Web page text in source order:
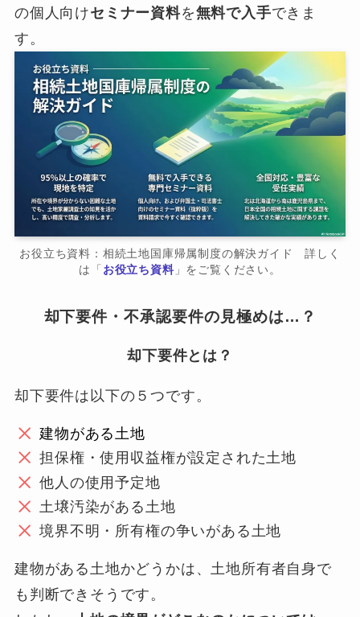
の個人向けセミナー資料を無料で入手できま
す。
お役立ち資料：相続土地国庫帰属制度の解決ガイド 詳しく
は「 お役立ち資料」をご覧ください。
却下要件・不承認要件の見極めは…？
却下要件とは？
却下要件は以下の５つです。
建物がある土地
担保権・使用収益権が設定された土地
他人の使用予定地
土壌汚染がある土地
境界不明・所有権の争いがある土地
建物がある土地かどうかは、土地所有者自身で
も判断できそうです。